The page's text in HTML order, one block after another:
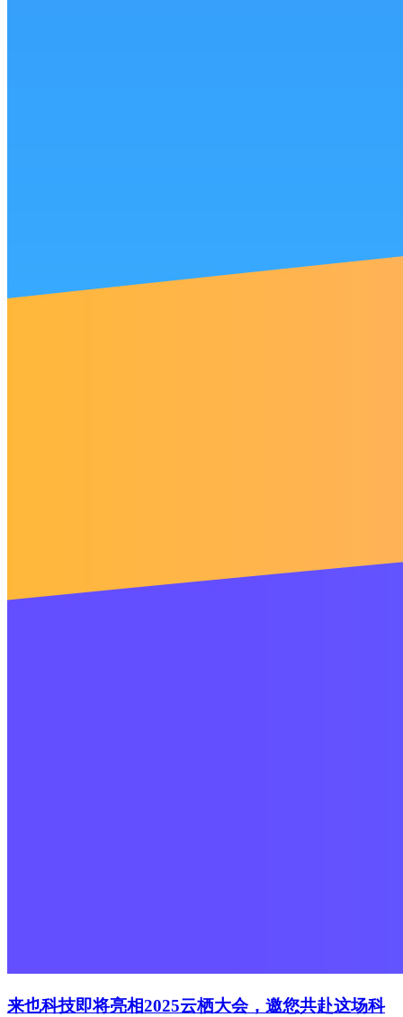
来也科技即将亮相2025云栖大会，邀您共赴这场科